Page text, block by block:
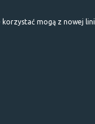
mogą z nowej